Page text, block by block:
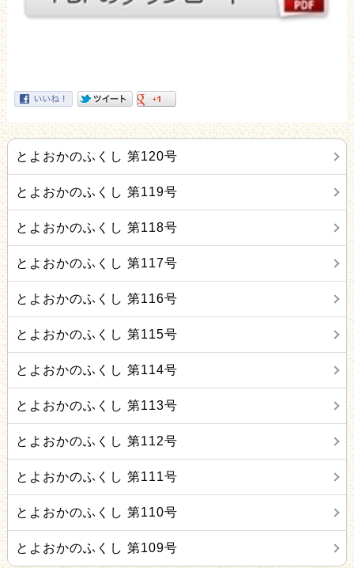
とよおかのふくし 第120号
とよおかのふくし 第119号
とよおかのふくし 第118号
とよおかのふくし 第117号
とよおかのふくし 第116号
とよおかのふくし 第115号
とよおかのふくし 第114号
とよおかのふくし 第113号
とよおかのふくし 第112号
とよおかのふくし 第111号
とよおかのふくし 第110号
とよおかのふくし 第109号